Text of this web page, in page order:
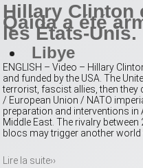
Hillary Clinton
Qaida a été
les États-Unis.
Libye
ENGLISH – Video – Hillary
and funded by the USA. The
terrorist, fascist allies, then they
/ European Union / NATO
preparation and interventions in
Middle East. The rivalry
blocs may trigger another
Lire la suite››